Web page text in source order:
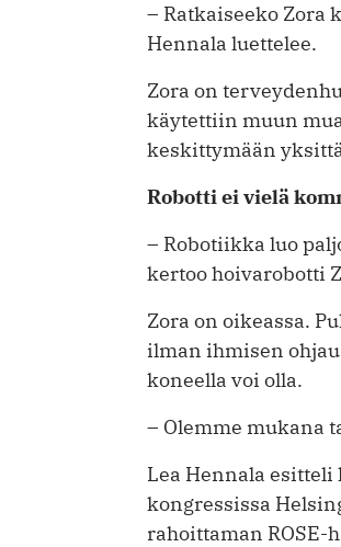
– Ratkaiseeko Zora
Hennala luettelee.
Zora on
käytettiin muun
keskittymään
Robotti ei vielä
– Robotiikka luo
kertoo hoivarobotti
Zora on oikeassa.
ilman ihmisen
koneella voi olla.
– Olemme mukana
Lea Hennala
kongressissa
rahoittaman ROSE-